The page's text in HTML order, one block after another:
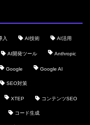
入 AI技術 AI活用
AI開発ツール Anthropic
Google Google AI
SEO対策
XTEP コンテンツSEO
コード生成